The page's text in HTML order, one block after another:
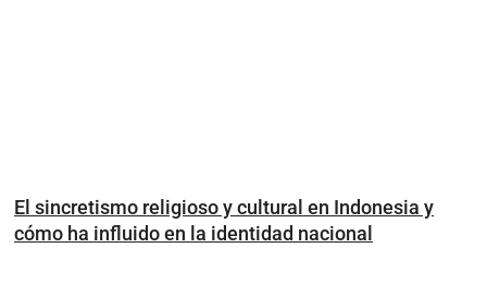
El sincretismo religioso y cultural en Indonesia y
cómo ha influido en la identidad nacional